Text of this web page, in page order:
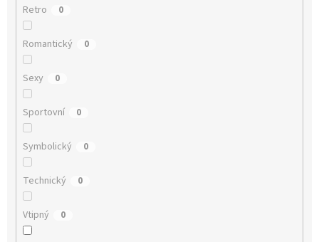
Retro 0
Romantický 0
Sexy 0
Sportovní 0
Symbolický 0
Technický 0
Vtipný 0